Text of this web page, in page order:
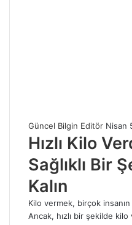
Güncel Bilgin Editör Nisan
Hızlı Kilo
Sağlıklı Bir
Kalın
Kilo vermek, birçok
Ancak, hızlı bir şekilde